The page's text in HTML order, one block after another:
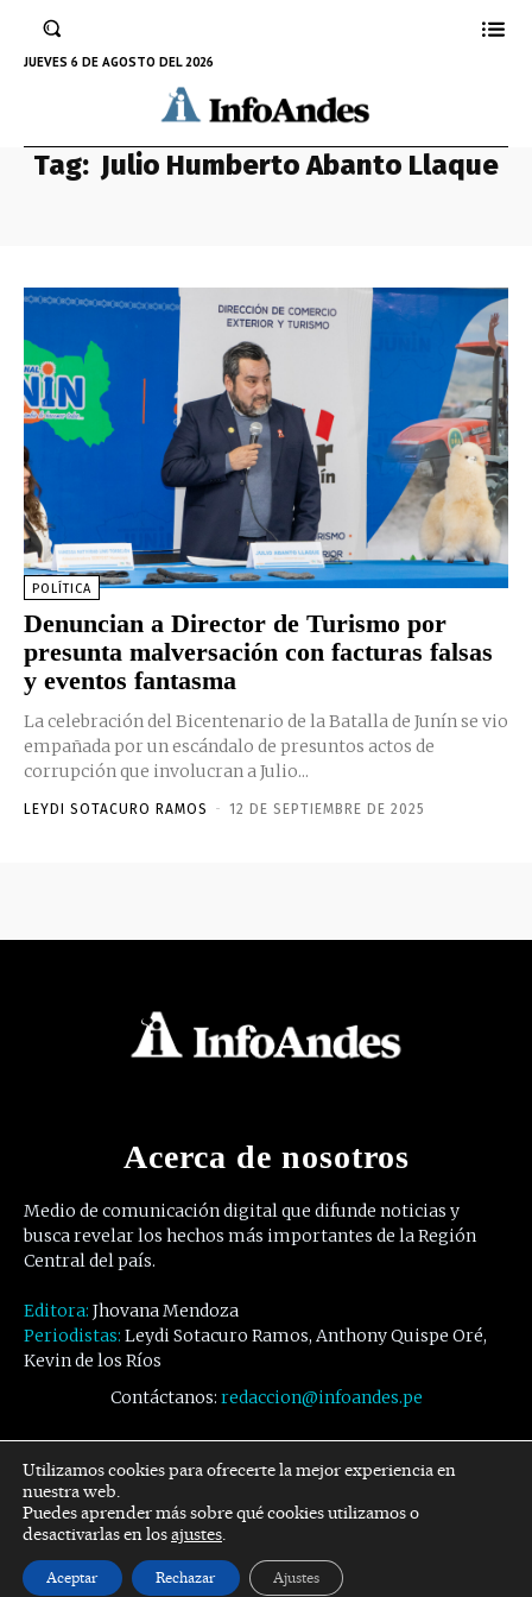
JUEVES 6 DE AGOSTO DEL 2026
Tag: Julio Humberto Abanto Llaque
POLÍTICA
Denuncian a Director de Turismo por
presunta malversación con facturas falsas
y eventos fantasma
La celebración del Bicentenario de la Batalla de Junín se vio
empañada por un escándalo de presuntos actos de
corrupción que involucran a Julio...
LEYDI SOTACURO RAMOS - 12 DE SEPTIEMBRE DE 2025
Acerca de nosotros
Medio de comunicación digital que difunde noticias y
busca revelar los hechos más importantes de la Región
Central del país.
Editora: Jhovana Mendoza
Periodistas: Leydi Sotacuro Ramos, Anthony Quispe Oré,
Kevin de los Ríos
Contáctanos: redaccion@infoandes.pe
Síguenos
Facebook Twitter Youtube
Utilizamos cookies para ofrecerte la mejor experiencia en
nuestra web.
Puedes aprender más sobre qué cookies utilizamos o
desactivarlas en losajustes.
Aceptar Rechazar Ajustes